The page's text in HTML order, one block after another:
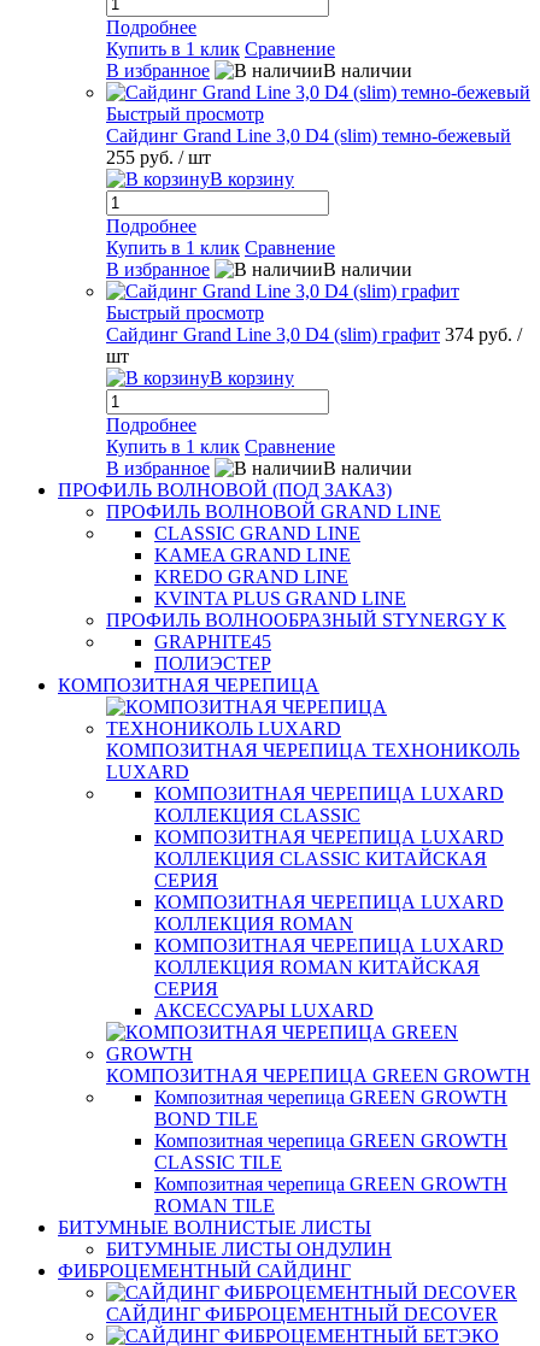
Подробнее
Купить в 1 клик Сравнение
В избранное
В наличии
Быстрый просмотр
Сайдинг Grand Line 3,0 D4 (slim) темно-бежевый
255 руб. / шт
В корзину
Подробнее
Купить в 1 клик Сравнение
В избранное
В наличии
Быстрый просмотр
Сайдинг Grand Line 3,0 D4 (slim) графит 374 руб. /
шт
В корзину
Подробнее
Купить в 1 клик Сравнение
В избранное
В наличии
ПРОФИЛЬ ВОЛНОВОЙ (ПОД ЗАКАЗ)
ПРОФИЛЬ ВОЛНОВОЙ GRAND LINE
CLASSIC GRAND LINE
KAMEA GRAND LINE
KREDO GRAND LINE
KVINTA PLUS GRAND LINE
ПРОФИЛЬ ВОЛНООБРАЗНЫЙ STYNERGY K
GRAPHITE45
ПОЛИЭСТЕР
КОМПОЗИТНАЯ ЧЕРЕПИЦА
КОМПОЗИТНАЯ ЧЕРЕПИЦА ТЕХНОНИКОЛЬ
LUXARD
КОМПОЗИТНАЯ ЧЕРЕПИЦА LUXARD
КОЛЛЕКЦИЯ CLASSIC
КОМПОЗИТНАЯ ЧЕРЕПИЦА LUXARD
КОЛЛЕКЦИЯ CLASSIC КИТАЙСКАЯ
СЕРИЯ
КОМПОЗИТНАЯ ЧЕРЕПИЦА LUXARD
КОЛЛЕКЦИЯ ROMAN
КОМПОЗИТНАЯ ЧЕРЕПИЦА LUXARD
КОЛЛЕКЦИЯ ROMAN КИТАЙСКАЯ
СЕРИЯ
АКСЕССУАРЫ LUXARD
КОМПОЗИТНАЯ ЧЕРЕПИЦА GREEN GROWTH
Композитная черепица GREEN GROWTH
BOND TILE
Композитная черепица GREEN GROWTH
CLASSIC TILE
Композитная черепица GREEN GROWTH
ROMAN TILE
БИТУМНЫЕ ВОЛНИСТЫЕ ЛИСТЫ
БИТУМНЫЕ ЛИСТЫ ОНДУЛИН
ФИБРОЦЕМЕНТНЫЙ САЙДИНГ
САЙДИНГ ФИБРОЦЕМЕНТНЫЙ DECOVER